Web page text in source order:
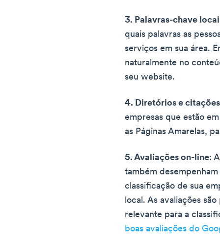
3. Palavras-chave
quais palavras as
serviços em sua área.
naturalmente no
seu website.
4. Diretórios e
empresas que estão
as Páginas Amarelas,
5. Avaliações on-line:
também
classificação de sua
local. As avaliações
relevante para a
boas avaliações do